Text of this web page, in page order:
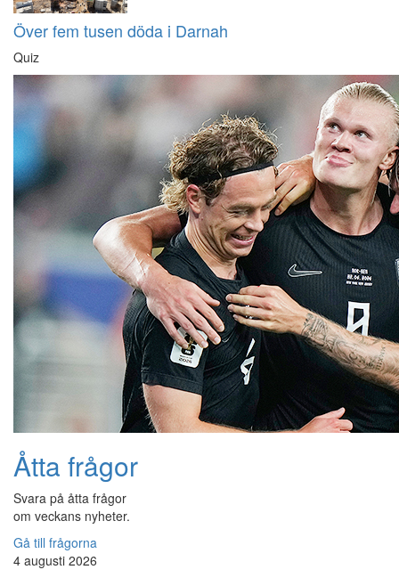
Över fem tusen döda i Darnah
Quiz
Åtta frågor
Svara på åtta frågor
om veckans nyheter.
Gå till frågorna
4 augusti 2026